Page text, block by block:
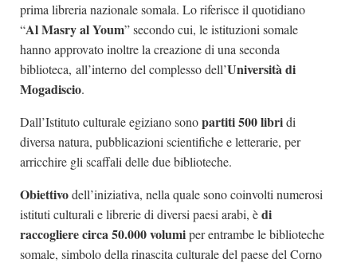
Partnership
Giallo Stresa
Premio Chiara
A Tutto Volume
Salone di Torino
prima libreria nazionale somala. Lo riferisce il quotidiano
“Al Masry al Youm” secondo cui, le istituzioni somale
hanno approvato inoltre la creazione di una seconda
biblioteca, all’interno del complesso dell’Università di
Mogadiscio.
Dall’Istituto culturale egiziano sonopartiti 500 libridi
diversa natura, pubblicazioni scientifiche e letterarie, per
arricchire gli scaffali delle due biblioteche.
Obiettivodell’iniziativa, nella quale sono coinvolti numerosi
istituti culturali e librerie di diversi paesi arabi, èdi
raccogliere circa 50.000 volumiper entrambe le biblioteche
somale, simbolo della rinascita culturale del paese del Corno